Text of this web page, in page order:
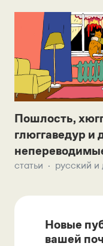
Пошлость,
глюггаведур и
статьи русский и
Новые
вашей